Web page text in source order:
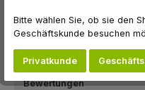
Beschreibung
Bewertungen
Bitte wählen Sie, ob sie den
Geschäftskunde besuchen
Privatkunde